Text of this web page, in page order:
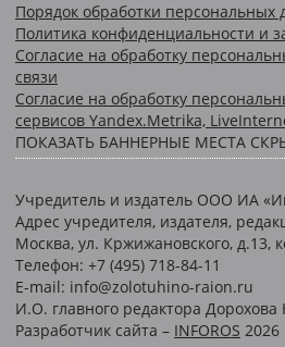
Порядок обработки персональных
Политика конфиденциальности и
Согласие на обработку
связи
Согласие на обработку
сервисов Yandex.Metrika,
ПОКАЗАТЬ БАННЕРНЫЕ МЕСТА
Учредитель и издатель ООО ИА
Адрес учредителя, издателя,
Москва, ул. Кржижановского, д.13,
Телефон: +7 (495) 718-84-11
E-mail: info@zolotuhino-raion.ru
И.О. главного редактора Дорохова
Разработчик сайта – INFOROS 2026